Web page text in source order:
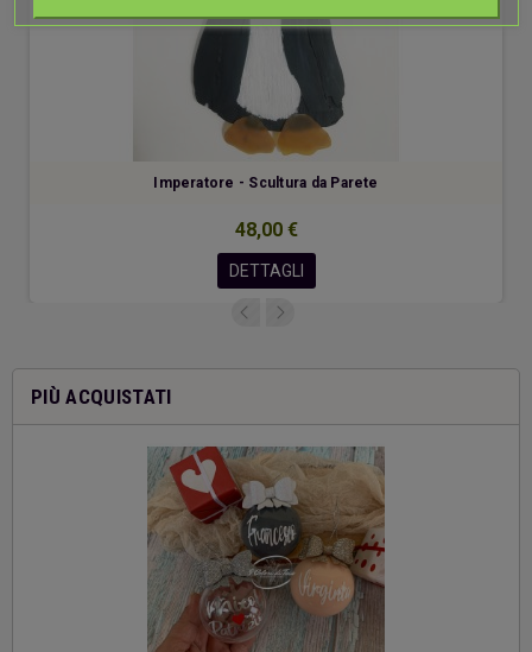
PIÙ ACQUISTATI
Imperatore - Scultura da Parete
48,00 €
DETTAGLI